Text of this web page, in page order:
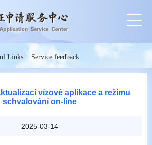
Links Service feedback
vízové aplikace a režimu
schvalování on-line
2025-03-14